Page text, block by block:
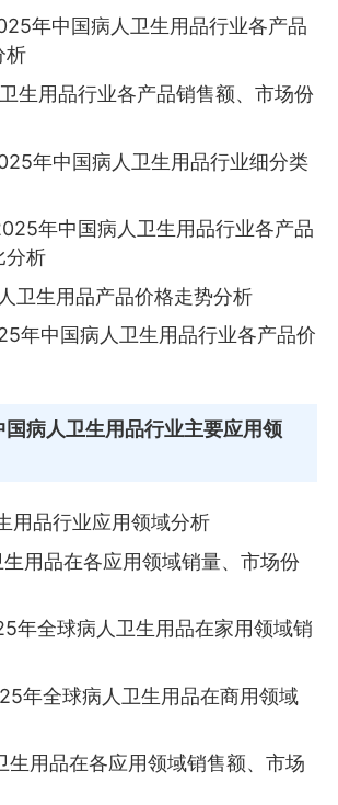
年中国病人卫生用品行业各产品
析
生用品行业各产品销售额、市场份
年中国病人卫生用品行业细分类
年中国病人卫生用品行业各产品
分析
卫生用品产品价格走势分析
年中国病人卫生用品行业各产品价
国病人卫生用品行业主要应用领
用品行业应用领域分析
生用品在各应用领域销量、市场份
年全球病人卫生用品在家用领域销
年全球病人卫生用品在商用领域
生用品在各应用领域销售额、市场